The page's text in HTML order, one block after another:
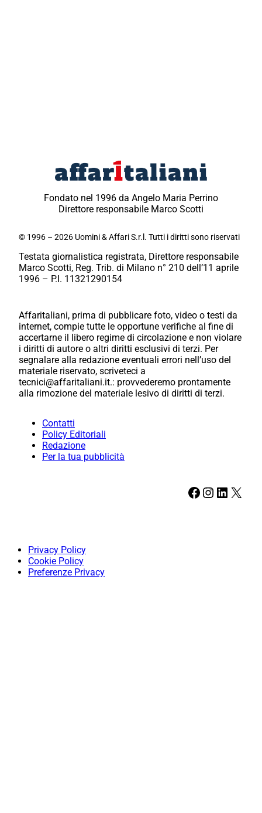
Fondato nel 1996 da Angelo Maria Perrino
Direttore responsabile Marco Scotti
© 1996 – 2026 Uomini & Affari S.r.l. Tutti i diritti sono riservati
Testata giornalistica registrata, Direttore responsabile
Marco Scotti, Reg. Trib. di Milano n° 210 dell’11 aprile
1996 – P.I. 11321290154
Affaritaliani, prima di pubblicare foto, video o testi da
internet, compie tutte le opportune verifiche al fine di
accertarne il libero regime di circolazione e non violare
i diritti di autore o altri diritti esclusivi di terzi. Per
segnalare alla redazione eventuali errori nell’uso del
materiale riservato, scriveteci a
tecnici@affaritaliani.it.: provvederemo prontamente
alla rimozione del materiale lesivo di diritti di terzi.
Contatti
Policy Editoriali
Redazione
Per la tua pubblicità
Facebook Instagram LinkedIn X
Privacy Policy
Cookie Policy
Preferenze Privacy